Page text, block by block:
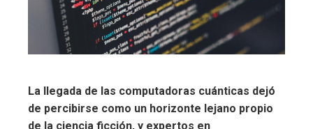
La llegada de las computadoras cuánticas dejó
de percibirse como un horizonte lejano propio
de la ciencia ficción, y expertos en